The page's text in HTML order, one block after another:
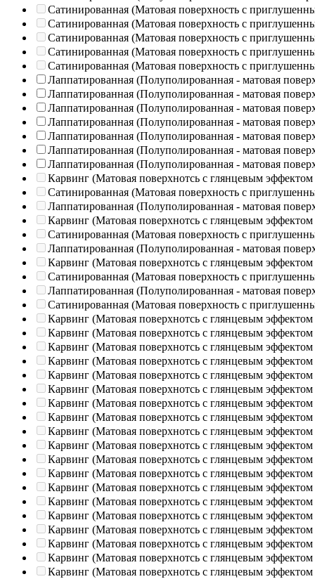
Сатинированная (Матовая поверхность с
Сатинированная (Матовая поверхность с
Сатинированная (Матовая поверхность с
Сатинированная (Матовая поверхность с
Сатинированная (Матовая поверхность с
Лаппатированная (Полуполированная - матовая
Лаппатированная (Полуполированная - матовая
Лаппатированная (Полуполированная - матовая
Лаппатированная (Полуполированная - матовая
Лаппатированная (Полуполированная - матовая
Лаппатированная (Полуполированная - матовая
Лаппатированная (Полуполированная - матовая
Карвинг (Матовая поверхнотсь с глянцевым эффектом
Сатинированная (Матовая поверхность с
Лаппатированная (Полуполированная - матовая
Карвинг (Матовая поверхнотсь с глянцевым эффектом
Сатинированная (Матовая поверхность с
Лаппатированная (Полуполированная - матовая
Карвинг (Матовая поверхнотсь с глянцевым эффектом
Сатинированная (Матовая поверхность с
Лаппатированная (Полуполированная - матовая
Сатинированная (Матовая поверхность с
Карвинг (Матовая поверхнотсь с глянцевым эффектом
Карвинг (Матовая поверхнотсь с глянцевым эффектом
Карвинг (Матовая поверхнотсь с глянцевым эффектом
Карвинг (Матовая поверхнотсь с глянцевым эффектом
Карвинг (Матовая поверхнотсь с глянцевым эффектом
Карвинг (Матовая поверхнотсь с глянцевым эффектом
Карвинг (Матовая поверхнотсь с глянцевым эффектом
Карвинг (Матовая поверхнотсь с глянцевым эффектом
Карвинг (Матовая поверхнотсь с глянцевым эффектом
Карвинг (Матовая поверхнотсь с глянцевым эффектом
Карвинг (Матовая поверхнотсь с глянцевым эффектом
Карвинг (Матовая поверхнотсь с глянцевым эффектом
Карвинг (Матовая поверхнотсь с глянцевым эффектом
Карвинг (Матовая поверхнотсь с глянцевым эффектом
Карвинг (Матовая поверхнотсь с глянцевым эффектом
Карвинг (Матовая поверхнотсь с глянцевым эффектом
Карвинг (Матовая поверхнотсь с глянцевым эффектом
Карвинг (Матовая поверхнотсь с глянцевым эффектом
Карвинг (Матовая поверхнотсь с глянцевым эффектом